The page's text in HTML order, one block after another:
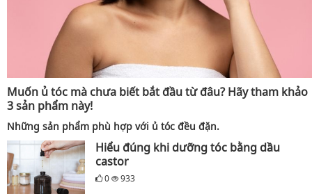
Muốn ủ tóc mà chưa biết bắt đầu từ đâu? Hãy tham khảo
3 sản phẩm này!
Những sản phẩm phù hợp với ủ tóc đều đặn.
Hiểu đúng khi dưỡng tóc bằng dầu
castor
0 933